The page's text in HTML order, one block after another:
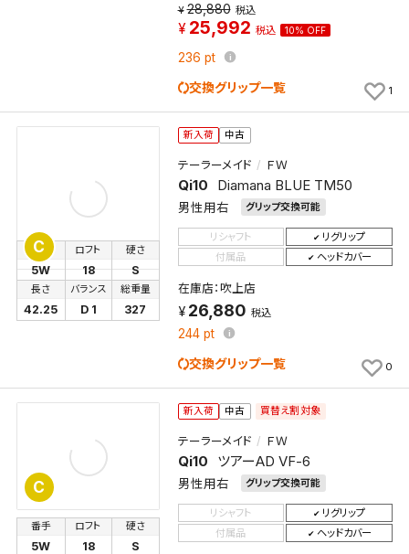
28,880 税込
25,992 税込 10% OFF
236 pt
交換グリップ一覧 1
C
新入荷 中古
テーラーメイド ＦＷ
Qi10 Diamana BLUE TM50
男性用右 グリップ交換可能
番手
5W
ロフト
18
硬さ
S
長さ
42.25
バランス
D 1
総重量
327
リシャフト
リグリップ
付属品
ヘッドカバー
在庫店：吹上店
26,880 税込
244 pt
交換グリップ一覧 0
C
新入荷 中古 買替え割対象
テーラーメイド ＦＷ
Qi10 ツアーAD VF-6
男性用右 グリップ交換可能
番手
5W
ロフト
18
硬さ
S
リシャフト
リグリップ
付属品
ヘッドカバー
検索条件を保存
この検索条件をマイページ内「保存検索条件一覧」に
保存します。
よく探す商品を、毎回条件指定することなく簡単に開
くことができます。
新着通知
新着通知を「する」にすると、この条件に一致する商品
検索条件を保存
検索条件を保存しました。
これまで保存した検索条件は、マイページの「保存検
索条件一覧」で確認できます。